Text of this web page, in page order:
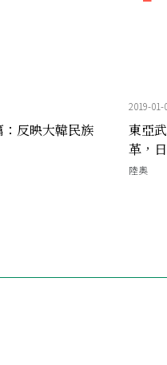
反映大韓民族
2019-01-
東亞
革，
陸奧